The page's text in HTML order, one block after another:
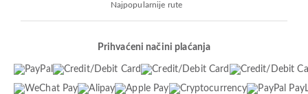
Najpopularnije rute
Prihvaćeni načini plaćanja